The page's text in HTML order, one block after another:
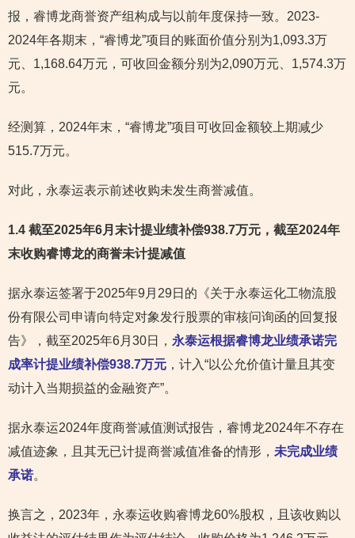
报，睿博龙商誉资产组构成与以前年度保持一致。2023-
2024年各期末，“睿博龙”项目的账面价值分别为1,093.3万
元、1,168.64万元，可收回金额分别为2,090万元、1,574.3万
元。
经测算，2024年末，“睿博龙”项目可收回金额较上期减少
515.7万元。
对此，永泰运表示前述收购未发生商誉减值。
1.4 截至2025年6月末计提业绩补偿938.7万元，截至2024年
末收购睿博龙的商誉未计提减值
据永泰运签署于2025年9月29日的《关于永泰运化工物流股
份有限公司申请向特定对象发行股票的审核问询函的回复报
告》，截至2025年6月30日， 永泰运根据睿博龙业绩承诺完
成率计提业绩补偿938.7万元 ，计入“以公允价值计量且其变
动计入当期损益的金融资产”。
据永泰运2024年度商誉减值测试报告，睿博龙2024年不存在
减值迹象，且其无已计提商誉减值准备的情形， 未完成业绩
承诺。
换言之，2023年，永泰运收购睿博龙60%股权，且该收购以